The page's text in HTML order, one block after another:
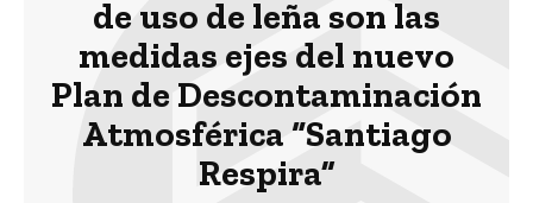
de uso de leña son las
medidas ejes del nuevo
Plan de Descontaminación
Atmosférica “Santiago
Respira”